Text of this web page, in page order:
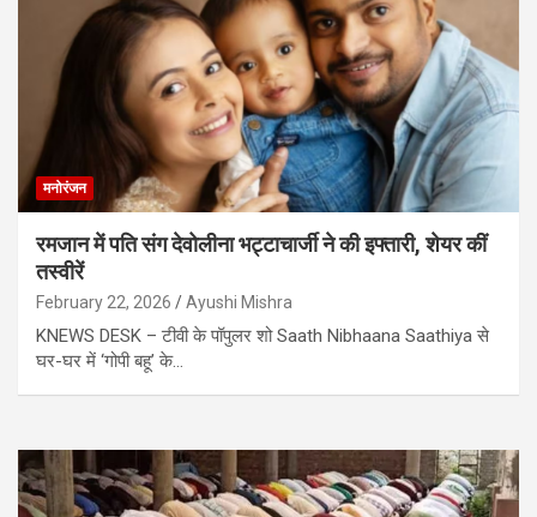
मनोरंजन
रमजान में पति संग देवोलीना भट्टाचार्जी ने की इफ्तारी, शेयर कीं
तस्वीरें
February 22, 2026 Ayushi Mishra
KNEWS DESK – टीवी के पॉपुलर शो Saath Nibhaana Saathiya से
घर-घर में ‘गोपी बहू’ के…